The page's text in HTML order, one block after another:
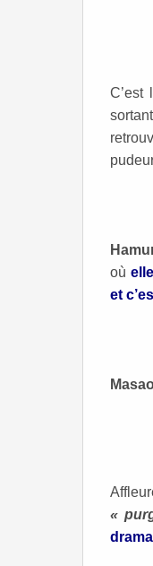
C’est
où
et
«